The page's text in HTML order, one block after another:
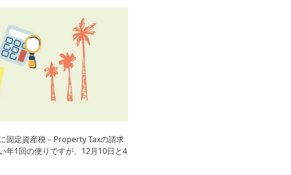
固定資産税－Property Taxの請求
年1回の便りですが、12月10日と4